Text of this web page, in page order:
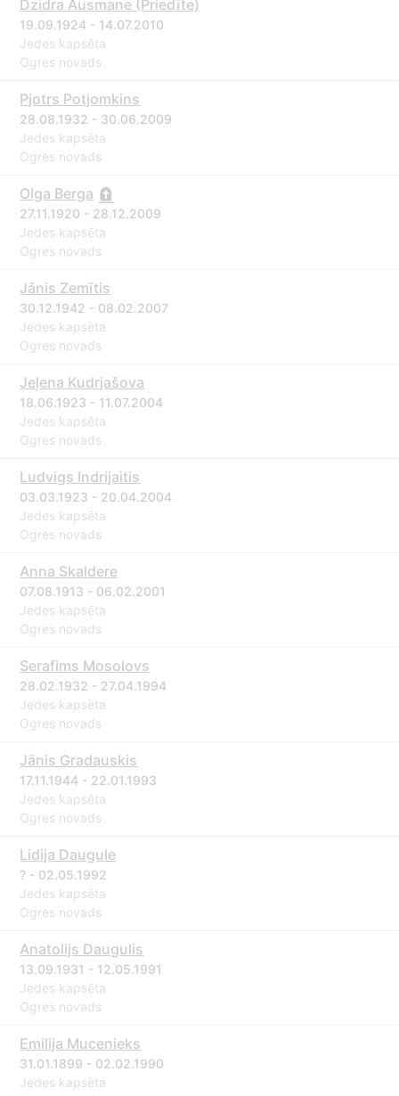
Dzidra Ausmane (Priedīte)
19.09.1924 - 14.07.2010
Jedes kapsēta
Ogres novads
Pjotrs Potjomkins
28.08.1932 - 30.06.2009
Jedes kapsēta
Ogres novads
Olga Berga
27.11.1920 - 28.12.2009
Jedes kapsēta
Ogres novads
Jānis Zemītis
30.12.1942 - 08.02.2007
Jedes kapsēta
Ogres novads
Jeļena Kudrjašova
18.06.1923 - 11.07.2004
Jedes kapsēta
Ogres novads
Ludvigs Indrijaitis
03.03.1923 - 20.04.2004
Jedes kapsēta
Ogres novads
Anna Skaldere
07.08.1913 - 06.02.2001
Jedes kapsēta
Ogres novads
Serafims Mosolovs
28.02.1932 - 27.04.1994
Jedes kapsēta
Ogres novads
Jānis Gradauskis
17.11.1944 - 22.01.1993
Jedes kapsēta
Ogres novads
Lidija Daugule
? - 02.05.1992
Jedes kapsēta
Ogres novads
Anatolijs Daugulis
13.09.1931 - 12.05.1991
Jedes kapsēta
Ogres novads
Emilija Mucenieks
31.01.1899 - 02.02.1990
Jedes kapsēta